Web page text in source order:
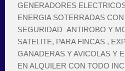
GENERADORES
ENERGIA SOTERRADAS
SEGURIDAD ANTIROBO Y
SATELITE, PARA FINCAS ,
GANADERAS Y AVICOLAS Y
EN ALQUILER CON TODO